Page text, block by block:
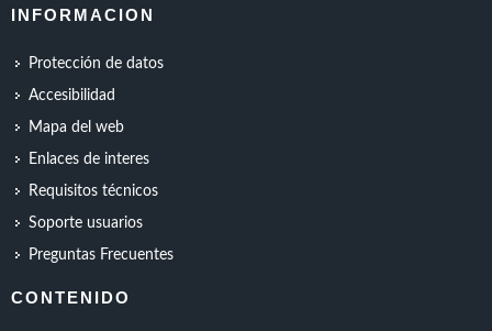
INFORMACION
Protección de datos
Accesibilidad
Mapa del web
Enlaces de interes
Requisitos técnicos
Soporte usuarios
Preguntas Frecuentes
CONTENIDO